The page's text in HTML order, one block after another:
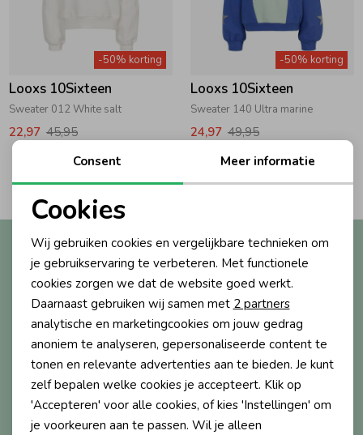
Zwemkleding
Vesten
Overhemden
Colberts & Gilets
Boxpakjes
Rompers
Ondergoed
Zwemkleding
Vesten
Overhemden
Jurken
Rokken & Skorts
Jumpsuits
Blouses
Cadeaubonnen
Kledingaccessoires
Babyaccessoires
Verzorgingsproducten
Beenmode
Winteraccessoires
Winterjassen
Zwemvesten & Zwembandjes
Winterjassen
-50% korting
Looxs 10Sixteen
Sweater 012 White salt
22,97 45,95
-50% korting
Looxs 10Sixteen
Sweater 140 Ultra marine
24,97 49,95
Altijd als eerste op de hoogte?
Ontvang nieuwe collecties, exclusieve acties én direct
10% korting* op je eerste bestelling.
Aanmelden
Hoe we met je data omgaan? Bekijk dit in onze
privacyverklaring.
Noodzakelijke cookies
Personalisatie cookies
Analytische cookies
Marketing cookies
Consent Meer informatie
Cookies
Wij gebruiken cookies en vergelijkbare technieken om
je gebruikservaring te verbeteren. Met functionele
cookies zorgen we dat de website goed werkt.
Daarnaast gebruiken wij samen met 2 partners
analytische en marketingcookies om jouw gedrag
anoniem te analyseren, gepersonaliseerde content te
tonen en relevante advertenties aan te bieden. Je kunt
zelf bepalen welke cookies je accepteert. Klik op
'Accepteren' voor alle cookies, of kies 'Instellingen' om
je voorkeuren aan te passen. Wil je alleen